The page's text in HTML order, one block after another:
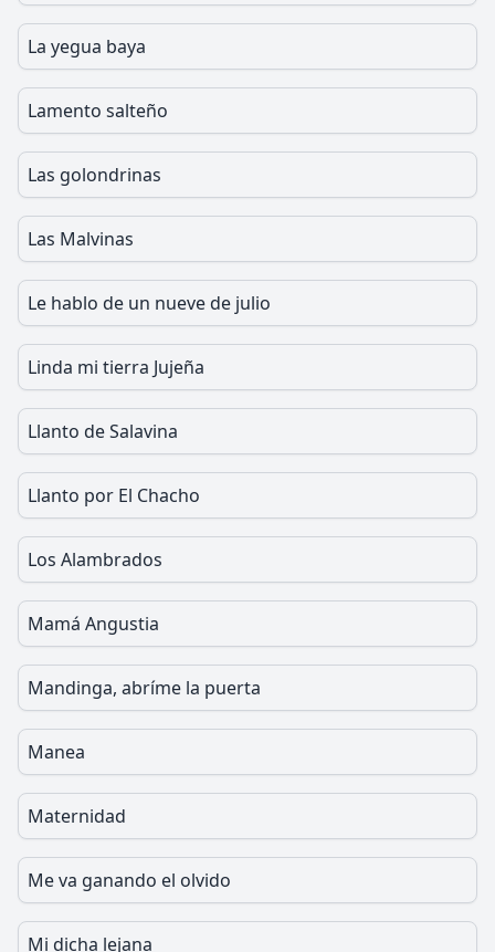
La yegua baya
Lamento salteño
Las golondrinas
Las Malvinas
Le hablo de un nueve de julio
Linda mi tierra Jujeña
Llanto de Salavina
Llanto por El Chacho
Los Alambrados
Mamá Angustia
Mandinga, abríme la puerta
Manea
Maternidad
Me va ganando el olvido
Mi dicha lejana